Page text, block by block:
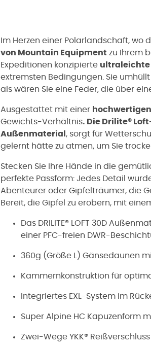
Im Herzen einer Polarlandschaft, wo
von Mountain Equipment zu Ihrem
Expeditionen konzipierte ultraleichte
extremsten Bedingungen. Sie
als wären Sie eine Feder, die über
Ausgestattet mit einer
Gewichts-Verhältnis. Die Drilite®
Außenmaterial , sorgt für
gelernt hätte zu atmen, um Sie
Stecken Sie Ihre Hände in die
perfekte Passform: Jedes Detail
Abenteurer oder Gipfelträumer, die
Bereit, die Gipfel zu erobern, mit
Das DRILITE® LOFT 30D
einer PFC-freien DWR-
360g (Größe L) Gänsedaunen
Kammernkonstruktion für
Integriertes EXL-System im
Super Alpine HC Kapuzenform
Zwei-Wege YKK®